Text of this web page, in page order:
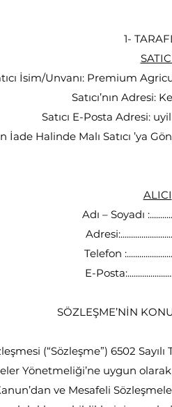
1-
İsim/Unvanı: Premium
Satıcı’nın Adresi:
Satıcı E-Posta Adresi:
İade Halinde Malı Satıcı ’ya
ALICI
Adı – Soyadı
Telefon
E-
SÖZLEŞME’NİN
(“Sözleşme”) 6502
Yönetmeliği’ne uygun
ve Mesafeli